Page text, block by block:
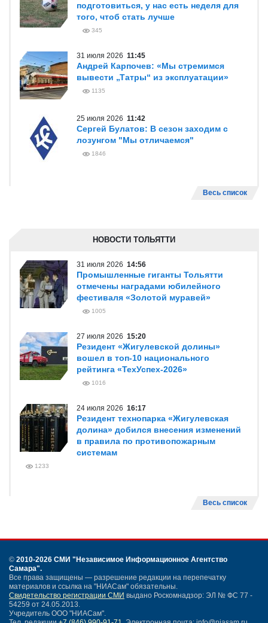
подготовиться, у нас есть неделя для
того, чтоб стать лучше
345
31 июля 2026 11:45
Андрей Карпочев: «Мы стремимся
вывести „Татры“ из эксплуатации»
1135
25 июля 2026 11:42
Сергей Булатов: В сезон заходим с
лозунгом "Мы отличаемся"
1846
Весь список
НОВОСТИ ТОЛЬЯТТИ
31 июля 2026 14:56
Промышленные гиганты Тольятти
отмечены наградами юбилейного
фестиваля «Золотой муравей»
1005
27 июля 2026 15:20
Резидент «Жигулевской долины»
вошел в топ-10 национального
рейтинга «ТехУспех-2026»
1016
24 июля 2026 16:17
Резидент технопарка «Жигулевская
долина» добился внесения изменений
в правила по противопожарным
системам
1233
Весь список
© 2010-2026 СМИ "Независимое Информационное Агентство
Самара".
Все права защищены — разрешение редакции на перепечатку
материалов и ссылка на "НИАСам" обязательны.
Свидетельство регистрации СМИ выдано Роскомнадзор: ЭЛ № ФС 77 -
54259 от 24.05.2013.
Учредитель ООО "НИАСам".